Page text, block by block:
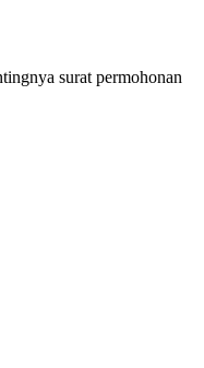
surat permohonan